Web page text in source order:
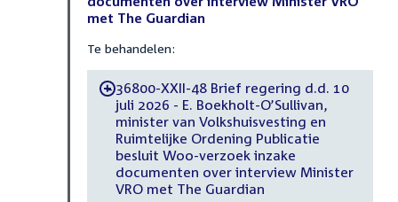
met The Guardian
Te behandelen:
-36800-XXII-48 Brief regering d.d. 10
juli 2026 - E. Boekholt-O’Sullivan,
minister van Volkshuisvesting en
Ruimtelijke Ordening Publicatie
besluit Woo-verzoek inzake
documenten over interview Minister
VRO met The Guardian